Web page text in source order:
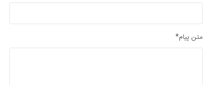
متن پیام*